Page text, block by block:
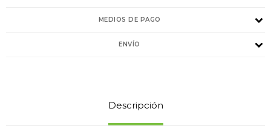
MEDIOS DE PAGO
ENVÍO
Descripción